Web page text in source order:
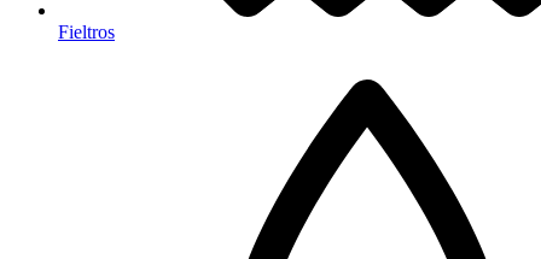
Fieltros